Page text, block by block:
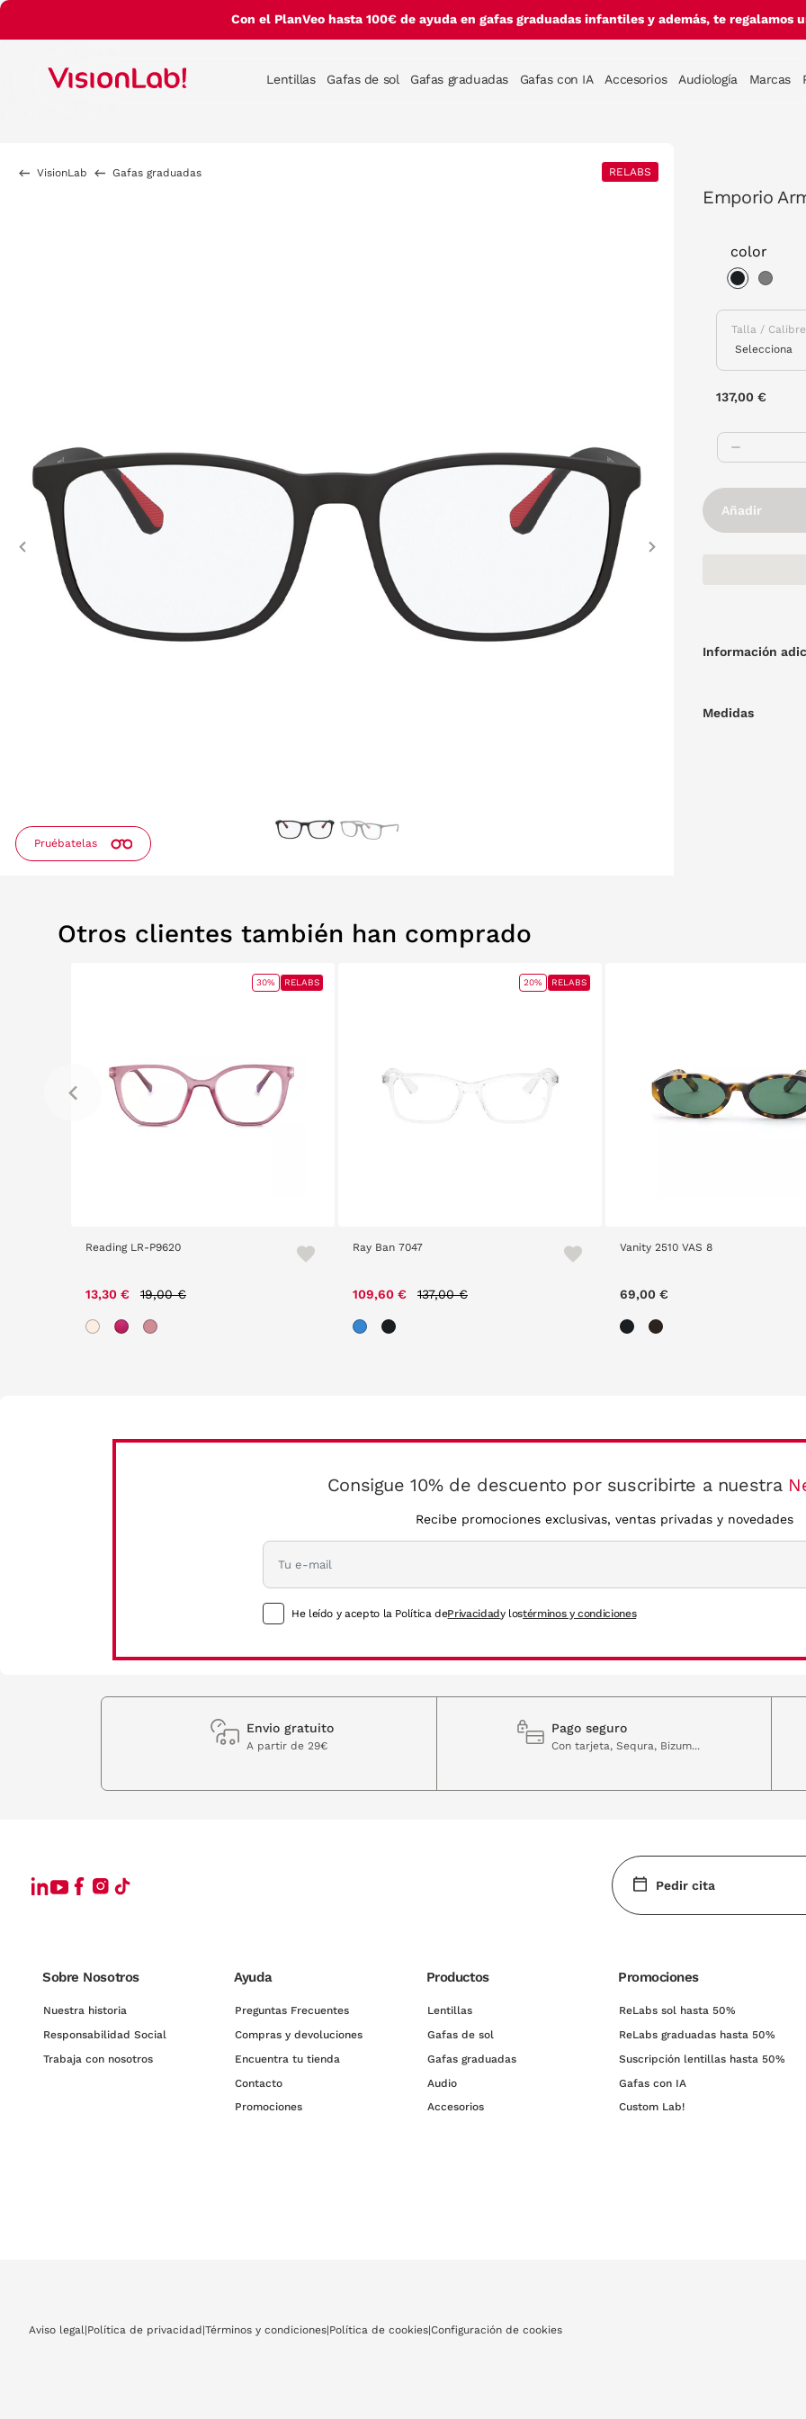
Con el PlanVeo hasta 100€ de ayuda en gafas graduadas infantiles y además, te regalamos
Lentillas Gafas de sol Gafas graduadas Gafas con IA Accesorios Audiología Marcas
VisionLab Gafas graduadas RELABS
Pruébatelas
Previous
Emporio
color
Talla / Calibre
137,00 €
Añadir
Información
Medidas
Otros clientes también han comprado
Reading LR-P9620
13,30 € 19,00 €
30% RELABS
Ray Ban 7047
109,60 € 137,00 €
20% RELABS
Vanity 2510 VAS 8
69,00 €
Consigue 10% de descuento por suscribirte a nuestra
Recibe promociones exclusivas, ventas privadas y novedades
He leído y acepto la Política dePrivacidady lostérminos y condiciones
Envio gratuito
A partir de 29€
Pago seguro
Con tarjeta, Sequra, Bizum...
Pedir cita
Sobre Nosotros
Nuestra historia
Responsabilidad Social
Trabaja con nosotros
Ayuda
Preguntas Frecuentes
Compras y devoluciones
Encuentra tu tienda
Contacto
Promociones
Productos
Lentillas
Gafas de sol
Gafas graduadas
Audio
Accesorios
Promociones
ReLabs sol hasta 50%
ReLabs graduadas hasta 50%
Suscripción lentillas hasta 50%
Gafas con IA
Custom Lab!
Aviso legal |Política de privacidad|Términos y condiciones|Política de cookies|Configuración de cookies